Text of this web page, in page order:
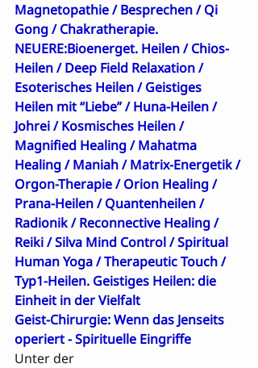
Magnetopathie / Besprechen / Qi
Gong / Chakratherapie.
NEUERE:Bioenerget. Heilen / Chios-
Heilen / Deep Field Relaxation /
Esoterisches Heilen / Geistiges
Heilen mit “Liebe” / Huna-Heilen /
Johrei / Kosmisches Heilen /
Magnified Healing / Mahatma
Healing / Maniah / Matrix-Energetik /
Orgon-Therapie / Orion Healing /
Prana-Heilen / Quantenheilen /
Radionik / Reconnective Healing /
Reiki / Silva Mind Control / Spiritual
Human Yoga / Therapeutic Touch /
Typ1-Heilen. Geistiges Heilen: die
Einheit in der Vielfalt
Geist-Chirurgie: Wenn das Jenseits
operiert - Spirituelle Eingriffe
Unter der